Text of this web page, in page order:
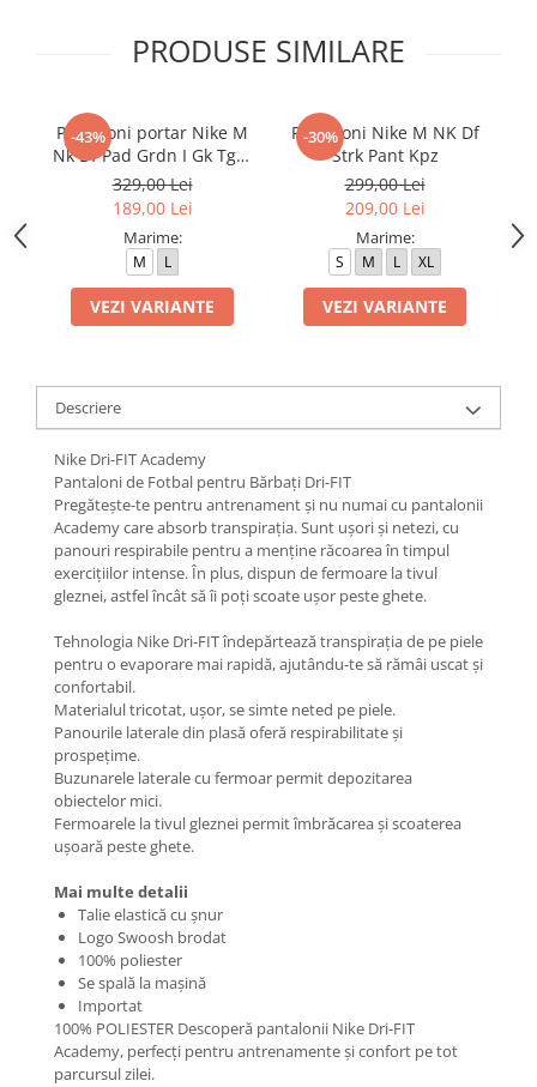
PRODUSE SIMILARE
-43%
Pantaloni portar Nike M
Nk Df Pad Grdn I Gk Tght
K
329,00 Lei
189,00 Lei
Marime:
M L
VEZI VARIANTE
-30%
Pantaloni Nike M NK Df
Strk Pant Kpz
299,00 Lei
209,00 Lei
Marime:
S M L XL
VEZI VARIANTE
Descriere
Nike Dri-FIT Academy
Pantaloni de Fotbal pentru Bărbați Dri-FIT
Pregătește-te pentru antrenament și nu numai cu pantalonii
Academy care absorb transpirația. Sunt ușori și netezi, cu
panouri respirabile pentru a menține răcoarea în timpul
exercițiilor intense. În plus, dispun de fermoare la tivul
gleznei, astfel încât să îi poți scoate ușor peste ghete.
Tehnologia Nike Dri-FIT îndepărtează transpirația de pe piele
pentru o evaporare mai rapidă, ajutându-te să rămâi uscat și
confortabil.
Materialul tricotat, ușor, se simte neted pe piele.
Panourile laterale din plasă oferă respirabilitate și
prospețime.
Buzunarele laterale cu fermoar permit depozitarea
obiectelor mici.
Fermoarele la tivul gleznei permit îmbrăcarea și scoaterea
ușoară peste ghete.
Mai multe detalii
Talie elastică cu șnur
Logo Swoosh brodat
100% poliester
Se spală la mașină
Importat
100% POLIESTER Descoperă pantalonii Nike Dri-FIT
Academy, perfecți pentru antrenamente și confort pe tot
parcursul zilei.